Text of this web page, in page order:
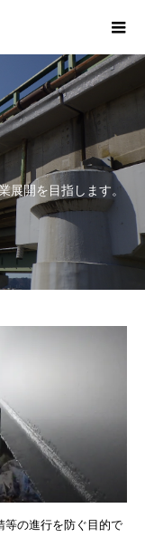
展開を目指します。
等の進行を防ぐ目的で